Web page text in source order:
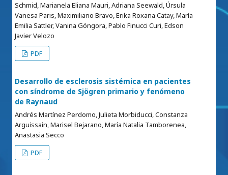
Schmid, Marianela Eliana Mauri, Adriana Seewald, Úrsula
Vanesa Paris, Maximiliano Bravo, Erika Roxana Catay, María
Emilia Sattler, Vanina Góngora, Pablo Finucci Curi, Edson
Javier Velozo
PDF
Desarrollo de esclerosis sistémica en pacientes
con síndrome de Sjögren primario y fenómeno
de Raynaud
Andrés Martínez Perdomo, Julieta Morbiducci, Constanza
Arguissain, Marisel Bejarano, María Natalia Tamborenea,
Anastasia Secco
PDF